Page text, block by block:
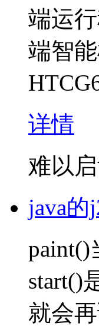
端运
端智
详情
难以
java的
start()
就会